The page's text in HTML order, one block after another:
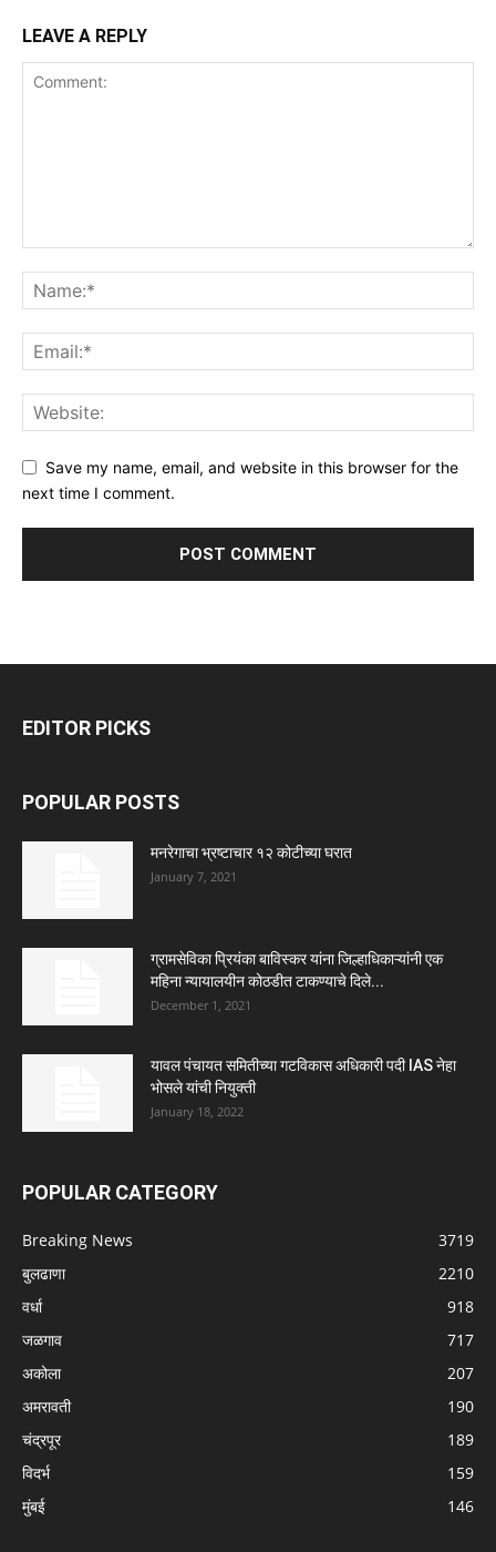
LEAVE A REPLY
Save my name, email, and website in this browser for the
next time I comment.
EDITOR PICKS
POPULAR POSTS
मनरेगाचा भ्रष्टाचार १२ कोटीच्या घरात
January 7, 2021
ग्रामसेविका प्रियंका बाविस्कर यांना जिल्हाधिकाऱ्यांनी एक
महिना न्यायालयीन कोठडीत टाकण्याचे दिले...
December 1, 2021
यावल पंचायत समितीच्या गटविकास अधिकारी पदी IAS नेहा
भोसले यांची नियुक्ती
January 18, 2022
POPULAR CATEGORY
Breaking News
3719
बुलढाणा
2210
वर्धा
918
जळगाव
717
अकोला
207
अमरावती
190
चंद्रपूर
189
विदर्भ
159
मुंबई
146